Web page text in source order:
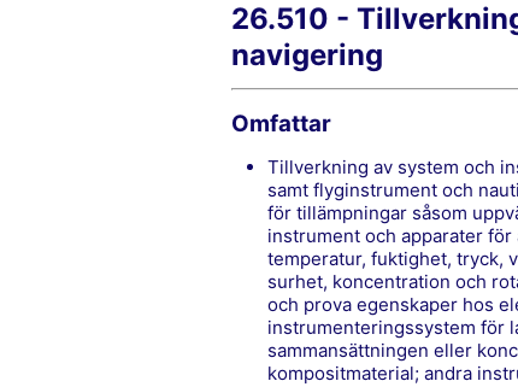
26.510 -
navigering
Omfattar
tillverkning av system och instrument för sökning, upptäckt, navigering, och styrning
samt flyginstrument och
för tillämpningar såsom
instrument och apparater
temperatur, fuktighet, tryck,
surhet, koncentration och
och prova egenskaper hos
instrumenteringssystem för
sammansättningen eller
kompositmaterial; andra